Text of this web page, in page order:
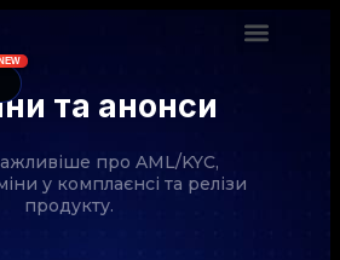
NEW
та анонси
про AML/KYC,
у комплаєнсі та релізи
продукту.